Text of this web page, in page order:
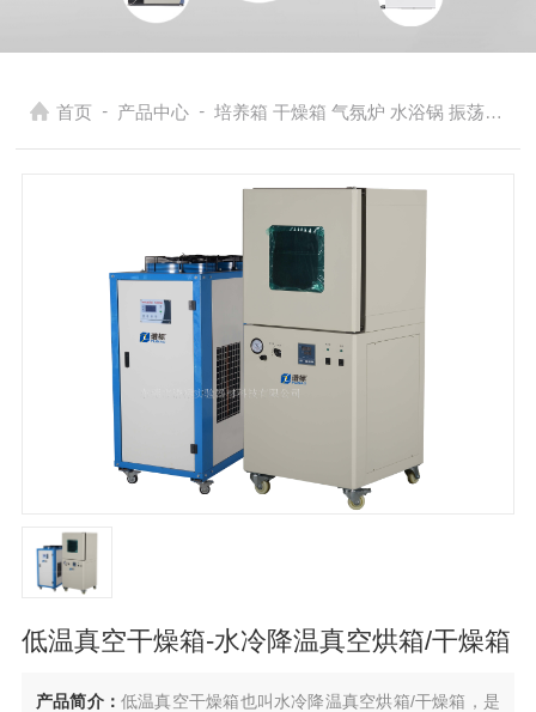
首页 - 产品中心 - 培养箱 干燥箱 气氛炉 水浴锅 振荡器
低温真空干燥箱-水冷降温真空烘箱/干燥箱
产品简介： 低温真空干燥箱也叫水冷降温真空烘箱/干燥箱，是